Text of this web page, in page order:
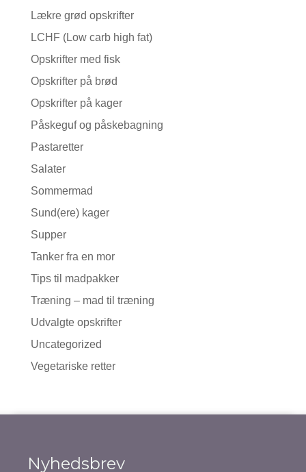
Lækre grød opskrifter
LCHF (Low carb high fat)
Opskrifter med fisk
Opskrifter på brød
Opskrifter på kager
Påskeguf og påskebagning
Pastaretter
Salater
Sommermad
Sund(ere) kager
Supper
Tanker fra en mor
Tips til madpakker
Træning – mad til træning
Udvalgte opskrifter
Uncategorized
Vegetariske retter
Nyhedsbrev